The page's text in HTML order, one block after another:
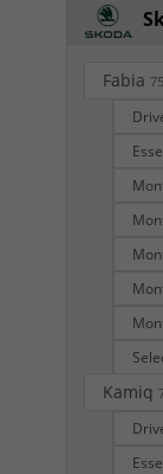
Fabia 75
Kamiq